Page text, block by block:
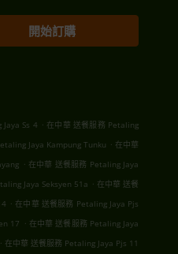
開始訂購
Ss 4 . 在中華 送餐服務 Petaling
Jaya Kampung Tunku . 在中華
. 在中華 送餐服務 Petaling Jaya
Jaya Seksyen 51a . 在中華 送餐
. 在中華 送餐服務 Petaling Jaya Pjs
17 . 在中華 送餐服務 Petaling Jaya
. 在中華 送餐服務 Petaling Jaya Pjs 11